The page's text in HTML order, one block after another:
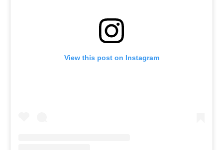
View this post on Instagram